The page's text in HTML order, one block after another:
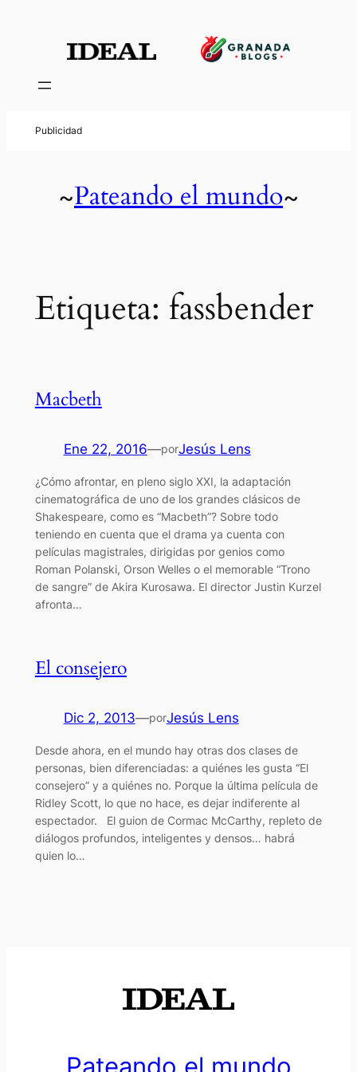
contenido
~Pateando el mundo~
Etiqueta: fassbender
Macbeth
Ene 22, 2016—porJesús Lens
¿Cómo afrontar, en pleno siglo XXI, la adaptación
cinematográfica de uno de los grandes clásicos de
Shakespeare, como es “Macbeth”? Sobre todo
teniendo en cuenta que el drama ya cuenta con
películas magistrales, dirigidas por genios como
Roman Polanski, Orson Welles o el memorable “Trono
de sangre” de Akira Kurosawa. El director Justin Kurzel
afronta…
El consejero
Dic 2, 2013—porJesús Lens
Desde ahora, en el mundo hay otras dos clases de
personas, bien diferenciadas: a quiénes les gusta “El
consejero” y a quiénes no. Porque la última película de
Ridley Scott, lo que no hace, es dejar indiferente al
espectador. El guion de Cormac McCarthy, repleto de
diálogos profundos, inteligentes y densos… habrá
quien lo…